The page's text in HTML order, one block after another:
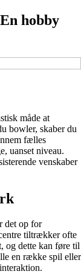
hobby
måde at
bowler, skaber du
fælles
uanset niveau.
venskaber
det op for
tiltrækker ofte
og dette kan føre til
en række spil eller